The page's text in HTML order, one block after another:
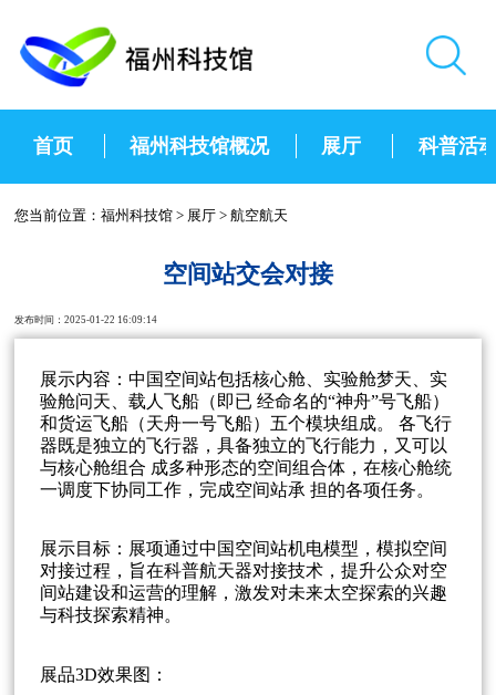
首页 福州科技馆概况 展厅 科普活
您当前位置：福州科技馆 > 展厅 >航空航天
空间站交会对接
发布时间：2025-01-22 16:09:14
展示内容：中国空间站包括核心舱、实验舱梦天、实
验舱问天、载人飞船（即已 经命名的“神舟”号飞船）
和货运飞船（天舟一号飞船）五个模块组成。 各飞行
器既是独立的飞行器，具备独立的飞行能力，又可以
与核心舱组合 成多种形态的空间组合体，在核心舱统
一调度下协同工作，完成空间站承 担的各项任务。
展示目标：展项通过中国空间站机电模型，模拟空间
对接过程，旨在科普航天器对接技术，提升公众对空
间站建设和运营的理解，激发对未来太空探索的兴趣
与科技探索精神。
展品3D效果图：